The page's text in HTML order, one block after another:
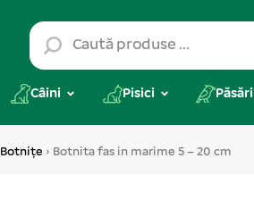
Câini Pisici Păsări
Botnițe › Botnita fas in marime 5 – 20 cm